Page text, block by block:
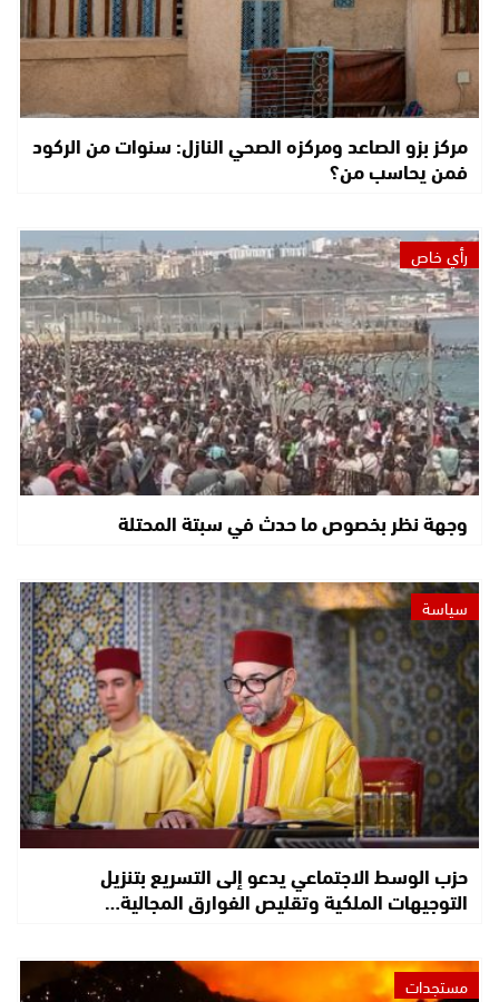
مركز بزو الصاعد ومركزه الصحي النازل: سنوات من الركود
فمن يحاسب من؟
رأي خاص
وجهة نظر بخصوص ما حدث في سبتة المحتلة
سياسة
حزب الوسط الاجتماعي يدعو إلى التسريع بتنزيل
التوجيهات الملكية وتقليص الفوارق المجالية…
مستجدات